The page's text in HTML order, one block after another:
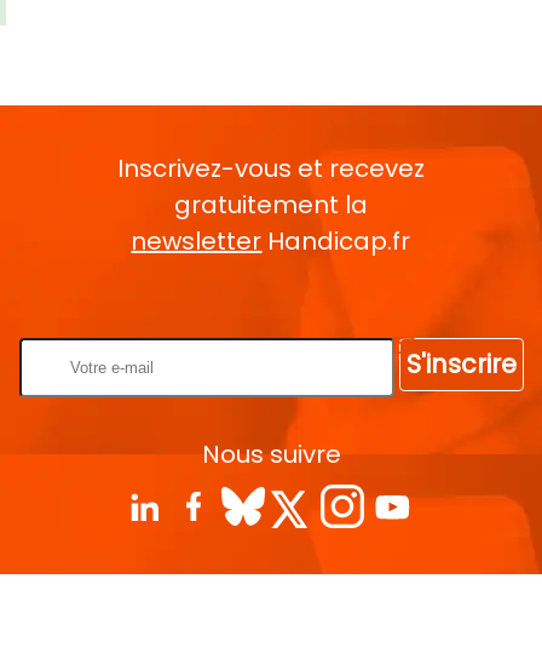
Inscrivez-vous et recevez
gratuitement la
newsletter Handicap.fr
S'inscrire
Nous suivre